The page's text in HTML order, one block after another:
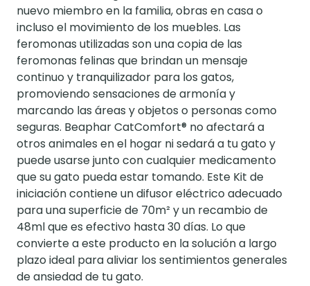
nuevo miembro en la familia, obras en casa o
incluso el movimiento de los muebles. Las
feromonas utilizadas son una copia de las
feromonas felinas que brindan un mensaje
continuo y tranquilizador para los gatos,
promoviendo sensaciones de armonía y
marcando las áreas y objetos o personas como
seguras. Beaphar CatComfort® no afectará a
otros animales en el hogar ni sedará a tu gato y
puede usarse junto con cualquier medicamento
que su gato pueda estar tomando. Este Kit de
iniciación contiene un difusor eléctrico adecuado
para una superficie de 70m² y un recambio de
48ml que es efectivo hasta 30 días. Lo que
convierte a este producto en la solución a largo
plazo ideal para aliviar los sentimientos generales
de ansiedad de tu gato.